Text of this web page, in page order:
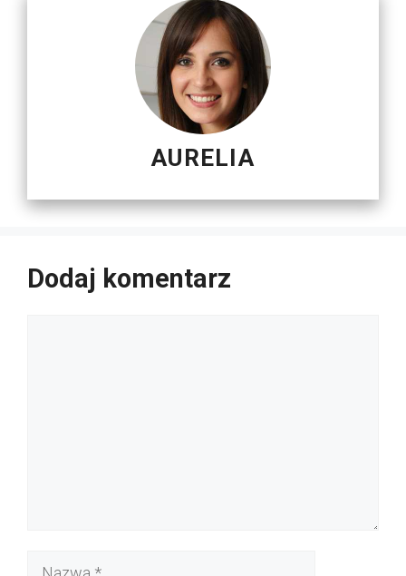
AURELIA
Dodaj komentarz
Nazwa